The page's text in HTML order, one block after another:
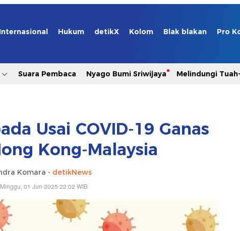
Internasional Hukum detikX Kolom Blak blakan Pro
Suara Pembaca Nyago Bumi Sriwijaya Melindungi
Usai COVID-19 Ganas
Kong-Malaysia
Komara - detikNews
Minggu, 01 Jun 2025 22:02 WIB